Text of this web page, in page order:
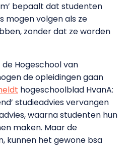
bepaalt dat studenten
mogen volgen als ze
zonder dat ze worden
Hogeschool van
de opleidingen gaan
hogeschoolblad HvanA:
studieadvies vervangen
waarna studenten hun
maken. Maar de
kunnen het gewone bsa